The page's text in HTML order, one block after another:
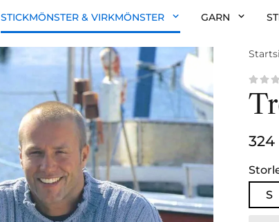
STICKMÖNSTER & VIRKMÖNSTER GARN
324
S